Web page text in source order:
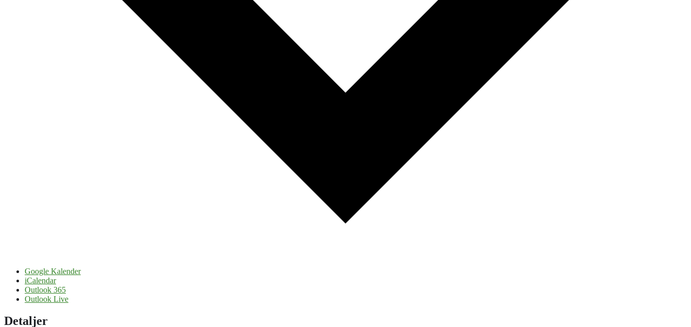
Google Kalender
iCalendar
Outlook 365
Outlook Live
Detaljer